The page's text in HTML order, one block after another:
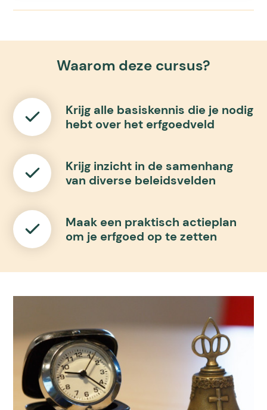
Waarom deze cursus?
Krijg alle basiskennis die je nodig
hebt over het erfgoedveld
Krijg inzicht in de samenhang
van diverse beleidsvelden
Maak een praktisch actieplan
om je erfgoed op te zetten